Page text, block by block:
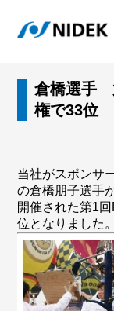
倉橋選手
権で33位
当社がスポンサ
の倉橋朋子選手
開催された第1
位となりました。